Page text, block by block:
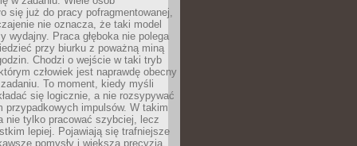
się już do pracy pofragmentowanej,
nie oznacza, że taki model
wydajny. Praca głęboka nie polega
przy biurku z poważną miną
Chodzi o wejście w taki tryb
człowiek jest naprawdę obecny
To moment, kiedy myśli
się logicznie, a nie rozsypywać
przypadkowych impulsów. W takim
nie tylko pracować szybciej, lecz
lepiej. Pojawiają się trafniejsze
pomysły i większa precyzja.